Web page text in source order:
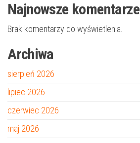
Najnowsze komentarze
Brak komentarzy do wyświetlenia.
Archiwa
sierpień 2026
lipiec 2026
czerwiec 2026
maj 2026